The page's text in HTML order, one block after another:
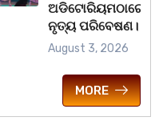
ଅଡିଟୋରିୟମଠାରେ
ନୃତ୍ୟ ପରିବେଷଣ।
August 3, 2026
MORE